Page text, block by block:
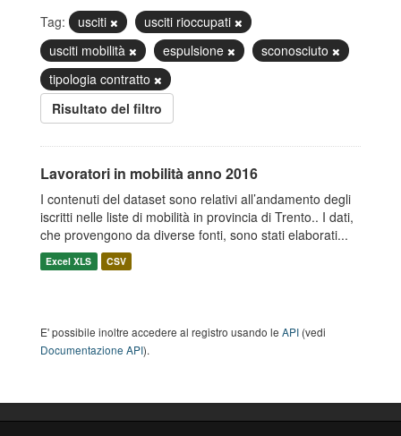
Tag: usciti
usciti rioccupati
usciti mobilità
espulsione
sconosciuto
tipologia contratto
Risultato del filtro
Lavoratori in mobilità anno 2016
I contenuti del dataset sono relativi all’andamento degli
iscritti nelle liste di mobilità in provincia di Trento.. I dati,
che provengono da diverse fonti, sono stati elaborati...
Excel XLS CSV
E' possibile inoltre accedere al registro usando le API (vedi
Documentazione API).